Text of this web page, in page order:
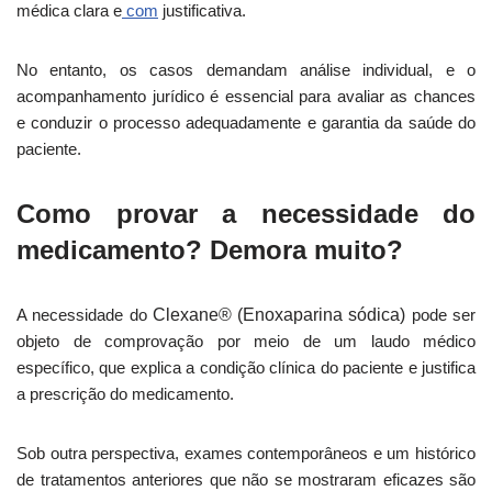
médica clara e com justificativa.
No entanto, os casos demandam análise individual, e o
acompanhamento jurídico é essencial para avaliar as chances
e conduzir o processo adequadamente e garantia da saúde do
paciente.
Como provar a necessidade do
medicamento? Demora muito?
A necessidade do Clexane® (Enoxaparina sódica) pode ser
objeto de comprovação por meio de um laudo médico
específico, que explica a condição clínica do paciente e justifica
a prescrição do medicamento.
Sob outra perspectiva, exames contemporâneos e um histórico
de tratamentos anteriores que não se mostraram eficazes são